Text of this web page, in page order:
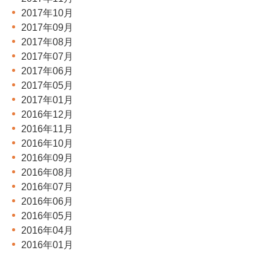
2017年10月
2017年09月
2017年08月
2017年07月
2017年06月
2017年05月
2017年01月
2016年12月
2016年11月
2016年10月
2016年09月
2016年08月
2016年07月
2016年06月
2016年05月
2016年04月
2016年01月